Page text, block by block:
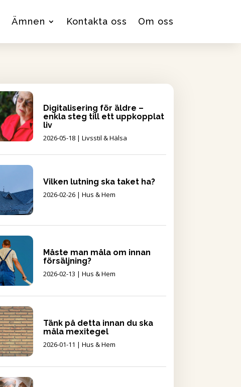
Ämnen Kontakta oss Om oss
Digitalisering för äldre –
enkla steg till ett uppkopplat
liv
2026-05-18| Livsstil & Hälsa
Vilken lutning ska taket ha?
2026-02-26| Hus & Hem
Måste man måla om innan
försäljning?
2026-02-13 | Hus & Hem
Tänk på detta innan du ska
måla mexitegel
2026-01-11 | Hus & Hem